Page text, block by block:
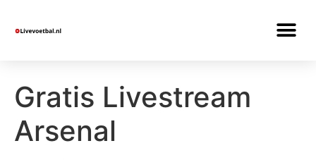
Gratis Livestream
Arsenal